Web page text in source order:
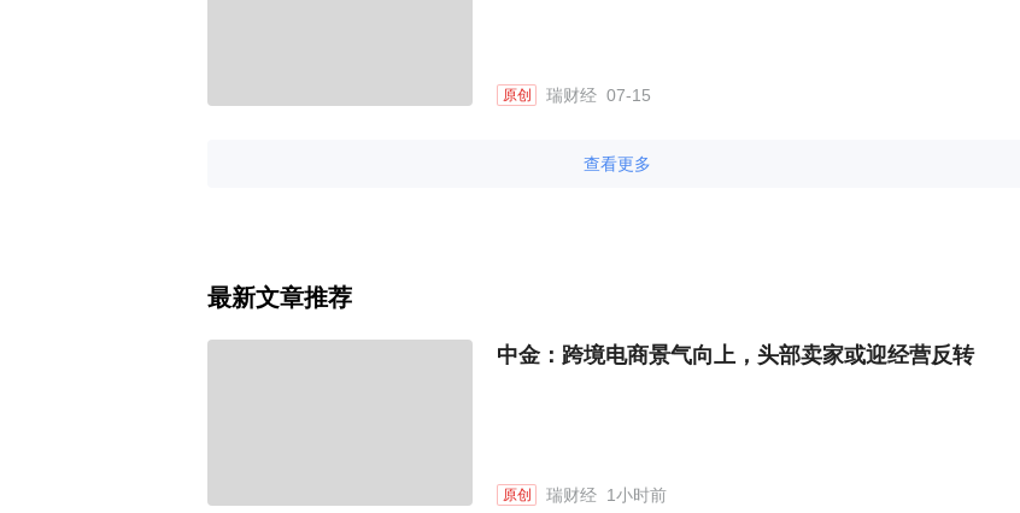
原创 瑞财经 07-15
查看更多
最新文章推荐
中金：跨境电商景气向上，头部卖家或迎经营反转
原创 瑞财经 1小时前